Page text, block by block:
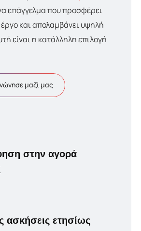
επάγγελμα που προσφέρει
και απολαμβάνει υψηλή
είναι η κατάλληλη επιλογή
μαζί μας
στην αγορά
ασκήσεις ετησίως